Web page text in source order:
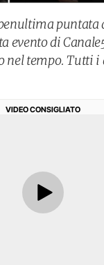
puntata
evento di
nel tempo. Tutti
VIDEO CONSIGLIATO